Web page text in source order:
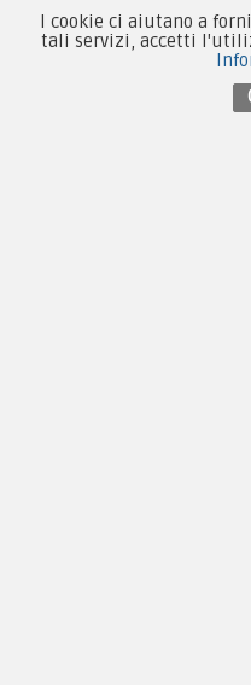
Collezionismo e
I cookie ci aiutano a
tali servizi, accetti